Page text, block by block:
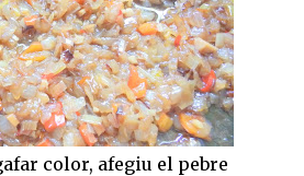
color, afegiu el pebre